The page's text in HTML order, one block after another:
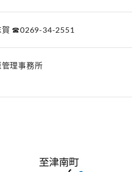
賀 ☎0269-34-2551
理事務所